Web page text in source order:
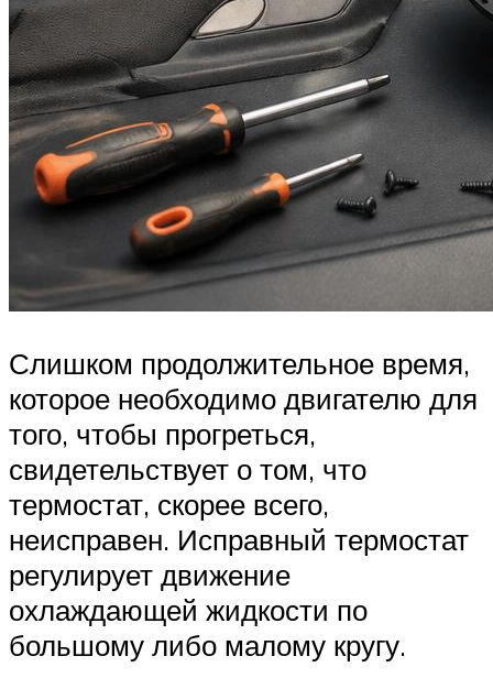
Слишком продолжительное время,
которое необходимо двигателю для
того, чтобы прогреться,
свидетельствует о том, что
термостат, скорее всего,
неисправен. Исправный термостат
регулирует движение
охлаждающей жидкости по
большому либо малому кругу.